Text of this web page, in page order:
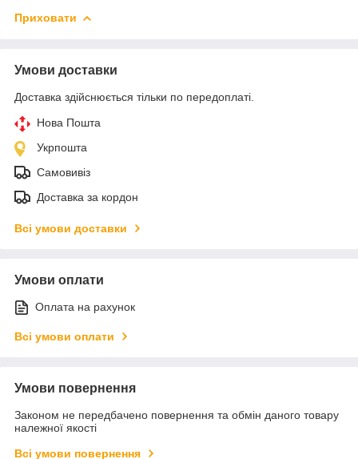
Приховати
Умови доставки
Доставка здійснюється тільки по передоплаті.
Нова Пошта
Укрпошта
Самовивіз
Доставка за кордон
Всі умови доставки
Умови оплати
Оплата на рахунок
Всі умови оплати
Умови повернення
Законом не передбачено повернення та обмін даного товару
належної якості
Всі умови повернення